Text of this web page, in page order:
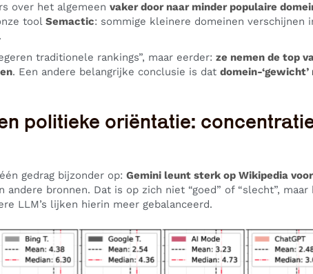
over het algemeenvaker door naar minder populaire
toolSemactic: sommige kleinere domeinen verschijnen
traditionele rankings”, maar eerder:ze nemen de top
. Een andere belangrijke conclusie is datdomein-
politieke oriëntatie:
gedrag bijzonder op:Gemini leunt sterk op Wikipedia
bronnen. Dat is op zich niet “goed” of “slecht”,
LLM’s lijken hierin meer gebalanceerd.